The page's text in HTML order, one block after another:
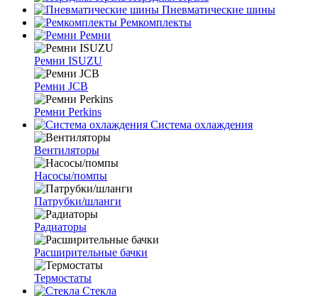
Пневматические шины
Ремкомплекты
Ремни
Ремни ISUZU
Ремни JCB
Ремни Perkins
Система охлаждения
Вентиляторы
Насосы/помпы
Патрубки/шланги
Радиаторы
Расширительные бачки
Термостаты
Стекла